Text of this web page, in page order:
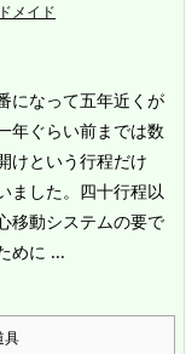
メイド
になって五年近くが
年ぐらい前までは数
けという行程だけ
した。 四十行程以
移動システムの要で
めに ...
具